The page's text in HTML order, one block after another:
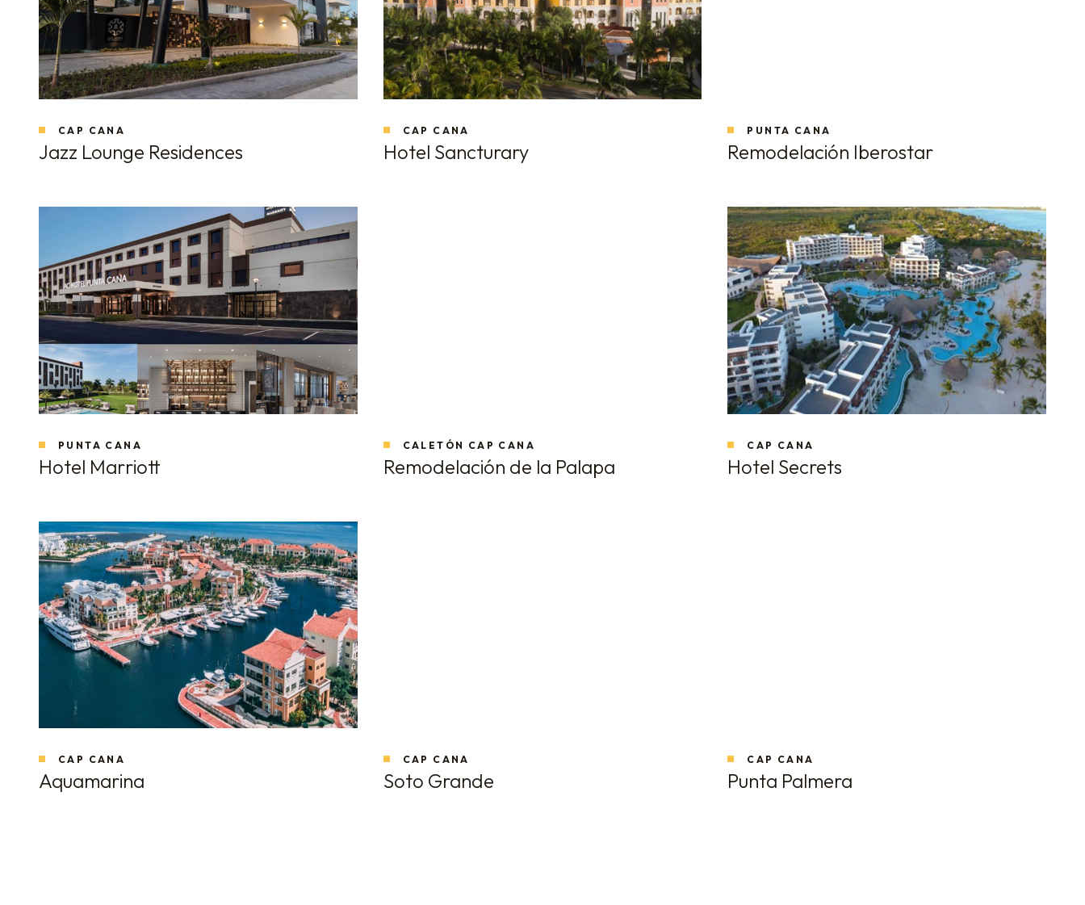
CAP CANA
Jazz Lounge Residences
CAP CANA
Hotel Sancturary
PUNTA CANA
Remodelación Iberostar
PUNTA CANA
Hotel Marriott
CALETÓN CAP CANA
Remodelación de la Palapa
CAP CANA
Hotel Secrets
CAP CANA
Aquamarina
CAP CANA
Soto Grande
CAP CANA
Punta Palmera